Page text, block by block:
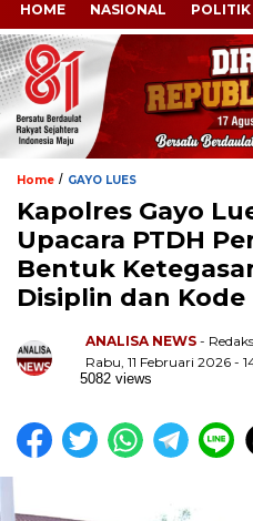
HOME NASIONAL POLITIK
Home / GAYO LUES
Kapolres Gayo
Upacara PTDH
Bentuk
Disiplin dan
ANALISA NEWS -
Rabu, 11 Februari 2026 -
5082 views